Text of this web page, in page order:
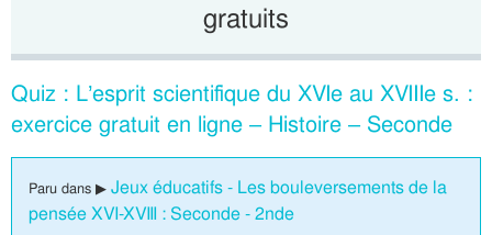
gratuits
Quiz : L’esprit scientifique du XVIe au XVIIIe s. :
exercice gratuit en ligne – Histoire – Seconde
Paru dans ▶ Jeux éducatifs - Les bouleversements de la
pensée XVI-XVIII : Seconde - 2nde